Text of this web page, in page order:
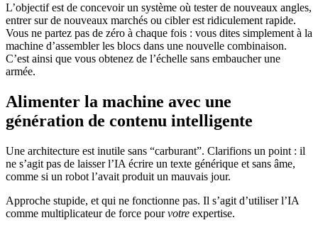
L’objectif est de concevoir un système où tester de nouveaux angles,
entrer sur de nouveaux marchés ou cibler est ridiculement rapide.
Vous ne partez pas de zéro à chaque fois : vous dites simplement à la
machine d’assembler les blocs dans une nouvelle combinaison.
C’est ainsi que vous obtenez de l’échelle sans embaucher une
armée.
Alimenter la machine avec une
génération de contenu intelligente
Une architecture est inutile sans “carburant”. Clarifions un point : il
ne s’agit pas de laisser l’IA écrire un texte générique et sans âme,
comme si un robot l’avait produit un mauvais jour.
Approche stupide, et qui ne fonctionne pas. Il s’agit d’utiliser l’IA
comme multiplicateur de force pourvotre expertise.